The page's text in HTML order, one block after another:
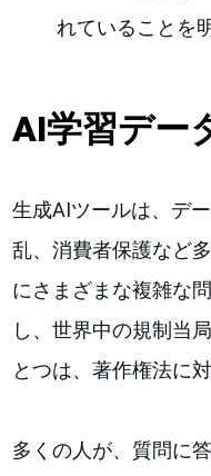
れていることを
AI学習デー
生成AIツールは、デ
乱、消費者保護など
にさまざまな複雑な
し、世界中の規制当
とつは、著作権法に
多くの人が、質問に